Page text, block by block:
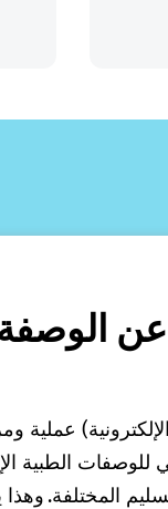
عن
عملية
الطبية
المختلفة.